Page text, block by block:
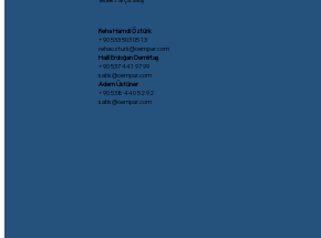
Reha Hamdi Öztürk
​+90 533 503 05 13
rehaozturk@oempar.com
Halil Erdoğan Demirtaş
+90 537 441 97 99
satis@oempar.com
Adem Üstüner
+90 538 440 52 92
satis@oempar.com